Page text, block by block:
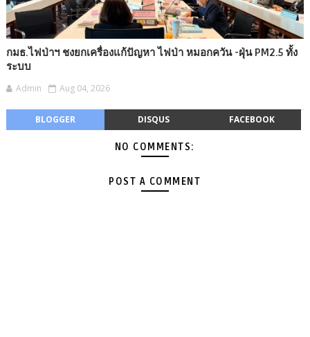
กมธ.ไฟป่าฯ ชงยกเครื่องแก้ปัญหา ไฟป่า หมอกควัน -​ฝุ่น PM2.5 ทั้ง
ระบบ
Admin Aug 04, 2026
BLOGGER DISQUS FACEBOOK
NO COMMENTS:
POST A COMMENT